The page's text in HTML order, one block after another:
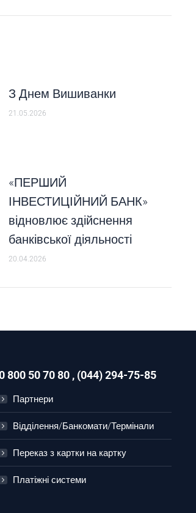
З Днем Вишиванки
21.05.2026
«ПЕРШИЙ
ІНВЕСТИЦІЙНИЙ БАНК»
відновлює здійснення
банківської діяльності
20.04.2026
800 50 70 80 , (044) 294-75-85
Партнери
Відділення/Банкомати/Термінали
Переказ з картки на картку
Платіжні системи